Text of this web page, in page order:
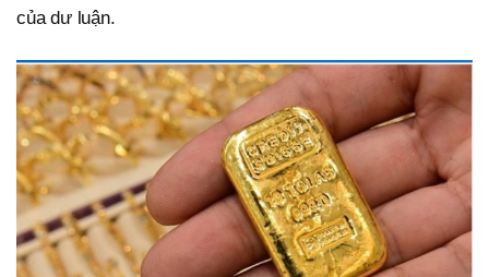
của dư luận.